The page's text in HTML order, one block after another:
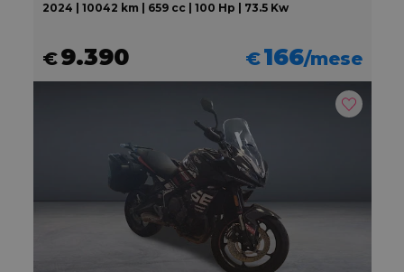
2024 | 10042 km | 659 cc | 100 Hp | 73.5 Kw
€9.390 €166/mese